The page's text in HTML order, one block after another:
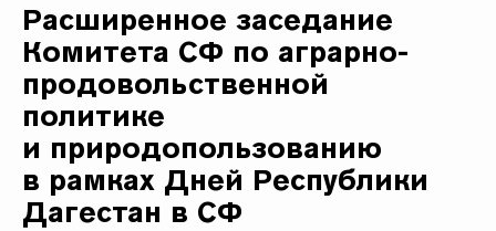
Расширенное заседание
Комитета СФ по аграрно-
продовольственной
политике
и природопользованию
в рамках Дней Республики
Дагестан в СФ